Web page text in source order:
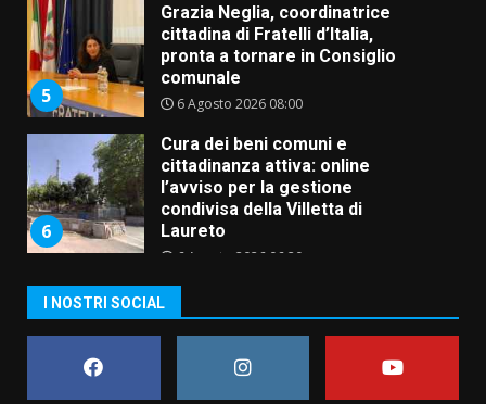
5
Grazia Neglia, coordinatrice
cittadina di Fratelli d’Italia,
pronta a tornare in Consiglio
comunale
6 Agosto 2026 08:00
6
Cura dei beni comuni e
cittadinanza attiva: online
l’avviso per la gestione
condivisa della Villetta di
Laureto
6 Agosto 2026 06:20
assoluta de “L’Albergo
Belvedere. Il rapimento”
6 Agosto 2026 06:15
I NOSTRI SOCIAL